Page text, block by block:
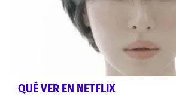
QUÉ VER EN NETFLIX